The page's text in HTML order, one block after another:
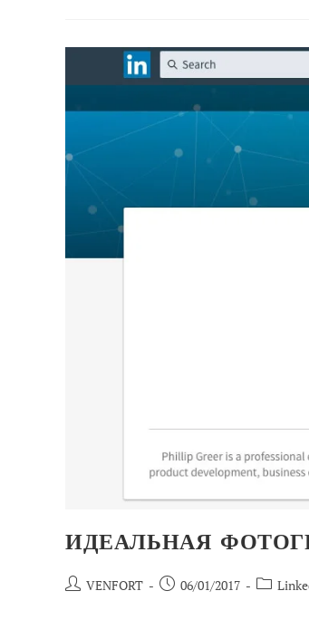
В
Профиле
Linkedin
ИДЕАЛЬНАЯ
АвторVENFORT
Сообщение
06/01/2017